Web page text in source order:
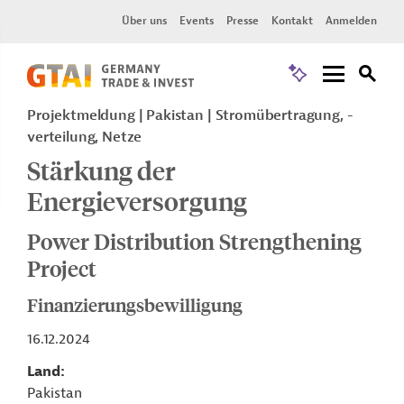
Über uns Events Presse Kontakt Anmelden
Projektmeldung Pakistan
Stromübertragung, -
verteilung, Netze
Stärkung der
Energieversorgung
Power Distribution Strengthening
Project
Finanzierungsbewilligung
16.12.2024
Land
Pakistan